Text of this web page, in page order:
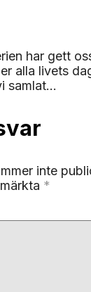
har gett
alla livets
samlat...
inte
*